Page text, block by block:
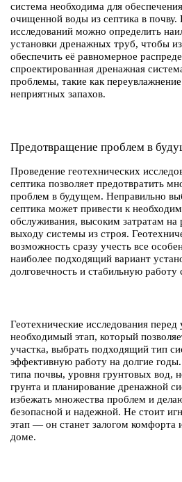
система необходима для
очищенной воды из септика в почву.
исследований можно определить
установки дренажных труб, чтобы
обеспечить её равномерное
спроектированная дренажная
проблемы, такие как
неприятных запахов.
Предотвращение проблем в
Проведение геотехнических
септика позволяет предотвратить
проблем в будущем. Неправильно
септика может привести к
обслуживания, высоким затратам
выходу системы из строя.
возможность сразу учесть все
наиболее подходящий вариант
долговечность и стабильную работу
Геотехнические исследования
необходимый этап, который
участка, выбрать подходящий тип
эффективную работу на долгие
типа почвы, уровня грунтовых вод,
грунта и планирование дренажной
избежать множества проблем и
безопасной и надежной. Не стоит
этап — он станет залогом комфорта
доме.